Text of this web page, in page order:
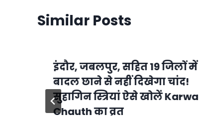
Similar Posts
इंदौर, जबलपुर, सहित 19 जिलों में
बादल छाने से नहीं दिखेगा चांद!
सुहागिन स्त्रियां ऐसे खोलें Karwa
Chauth का व्रत